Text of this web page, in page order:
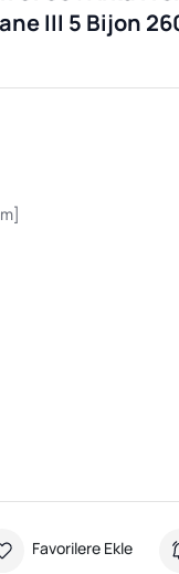
III 5 Bijon
Favorilere Ekle